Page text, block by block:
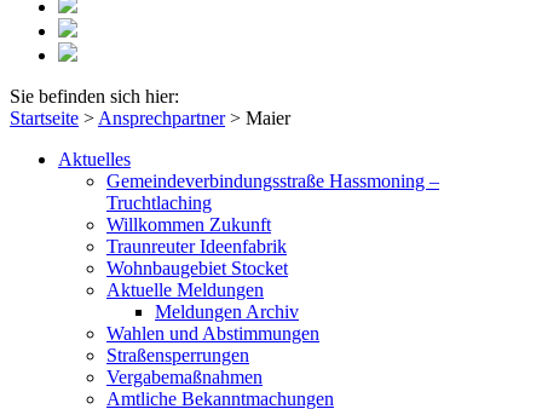
Sie befinden sich hier:
Startseite > Ansprechpartner> Maier
Aktuelles
Gemeindeverbindungsstraße Hassmoning –
Truchtlaching
Willkommen Zukunft
Traunreuter Ideenfabrik
Wohnbaugebiet Stocket
Aktuelle Meldungen
Meldungen Archiv
Wahlen und Abstimmungen
Straßensperrungen
Vergabemaßnahmen
Amtliche Bekanntmachungen